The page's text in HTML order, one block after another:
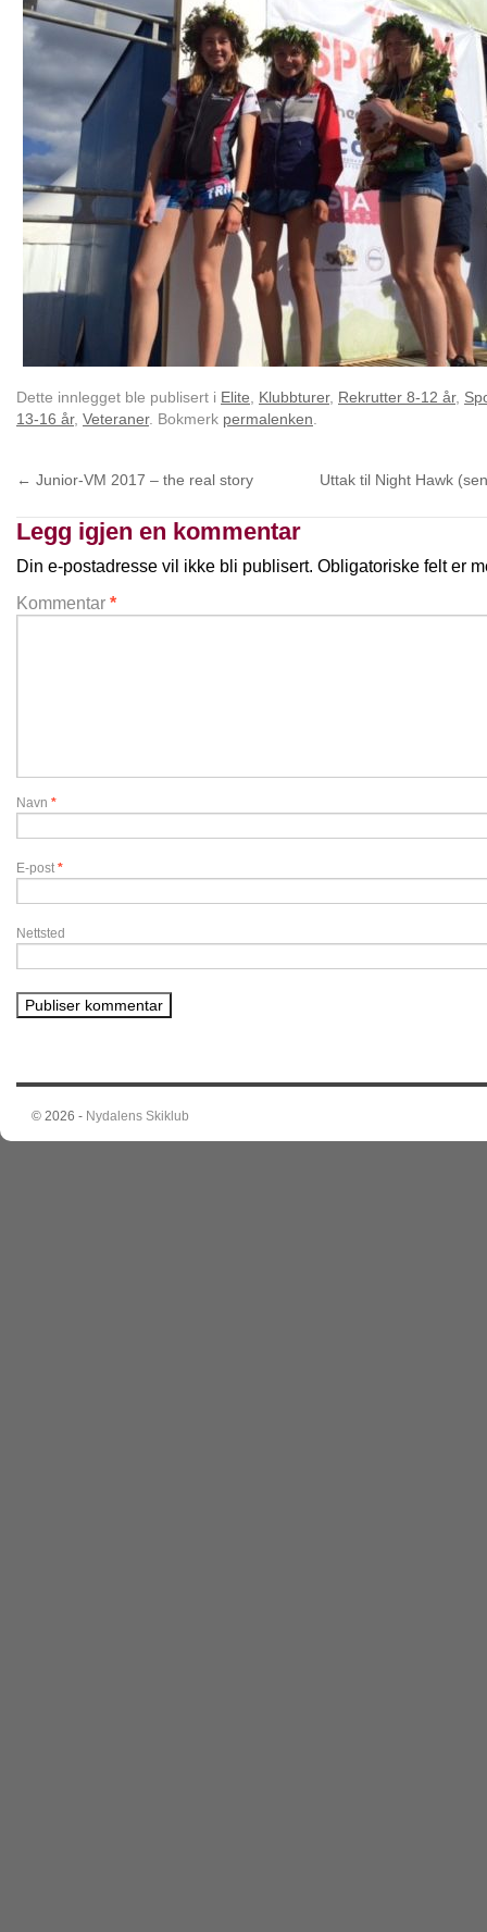
Dette innlegget ble publisert i Elite Klubbturer, Rekrutter 8-12 år,
13-16 år, Veteraner. Bokmerk permalenken
← Junior-VM 2017 – the real story Uttak til Night Hawk
Legg igjen en kommentar
Din e-postadresse vil ikke bli publisert. Obligatoriske felt er
Kommentar *
Navn *
E-post *
Nettsted
© 2026 - Nydalens Skiklub